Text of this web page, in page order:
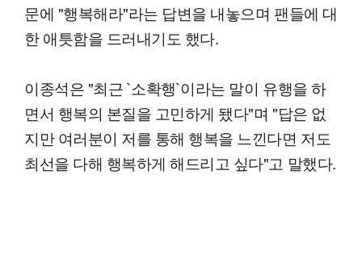
문에 "행복해라"라는 답변을 내놓으며 팬들에 대
한 애틋함을 드러내기도 했다.
이종석은 "최근 `소확행`이라는 말이 유행을 하
면서 행복의 본질을 고민하게 됐다"며 "답은 없
지만 여러분이 저를 통해 행복을 느낀다면 저도
최선을 다해 행복하게 해드리고 싶다"고 말했다.